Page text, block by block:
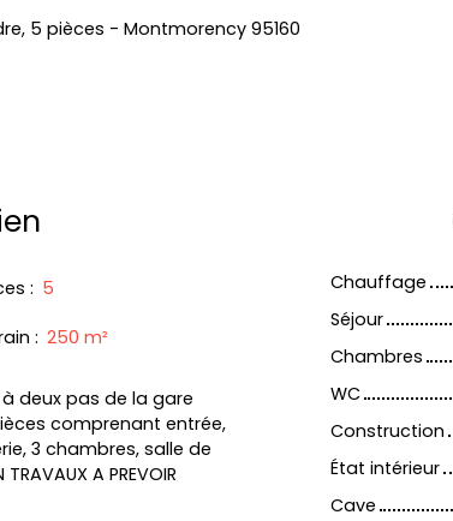
5 pièces - Montmorency 95160
: 5
: 250 m²
à deux pas de la gare
comprenant entrée,
3 chambres, salle de
A PREVOIR
Chauffage
Séjour
Chambres
WC
Construction
État intérieur
Cave